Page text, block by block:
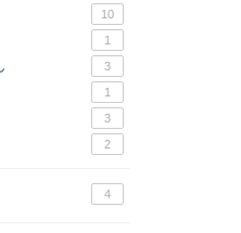
10
1
3
1
3
2
4